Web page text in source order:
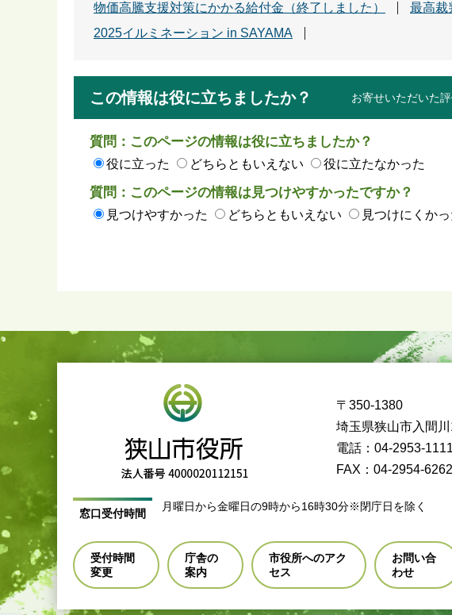
物価高騰支援対策にかかる給付金（終了しました）
最高裁
2025イルミネーション in SAYAMA
この情報は役に立ちましたか？ お寄せいただいた
質問：このページの情報は役に立ちましたか？
役に立った どちらともいえない 役に立たなかった
質問：このページの情報は見つけやすかったですか？
見つけやすかった どちらともいえない 見つけにくかっ
〒350-1380
埼玉県狭山市入間
電話：04-2953-
FAX：04-2954-6262
窓口受付時間
月曜日から金曜日の9時から16時30分※閉庁日を除く
受付時間
変更
庁舎の
案内
市役所へのアク
セス
お問い合
わせ